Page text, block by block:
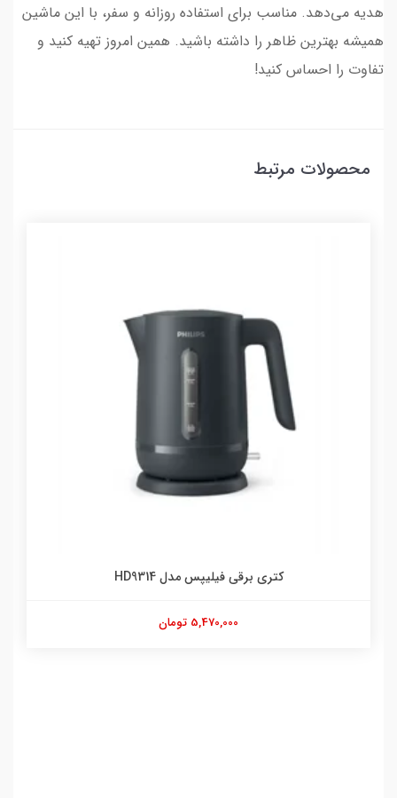
هدیه می‌دهد. مناسب برای استفاده روزانه و سفر، با این ماشین
همیشه بهترین ظاهر را داشته باشید. همین امروز تهیه کنید و
تفاوت را احساس کنید!
محصولات مرتبط
کتری برقی فیلیپس مدل HD9314
5,470,000 تومان